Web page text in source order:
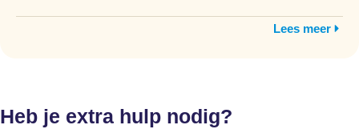
Lees meer
Heb je extra hulp nodig?